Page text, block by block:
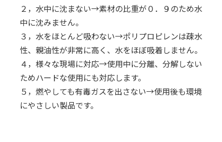
２，水中に沈まない→素材の比重が０．９のため水
中に沈みません。
３，水をほとんど吸わない→ポリプロピレンは疎水
性、親油性が非常に高く、水をほぼ吸着しません。
４，様々な現場に対応→使用中に分離、分解しない
ためハードな使用にも対応します。
５，燃やしても有毒ガスを出さない→使用後も環境
にやさしい製品です。